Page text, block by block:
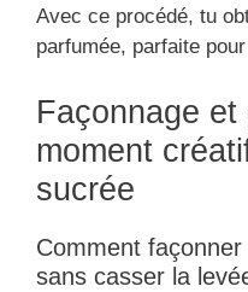
Avec ce procédé, tu
parfumée, parfaite
Façonnage
moment
sucrée
Comment
sans casser la